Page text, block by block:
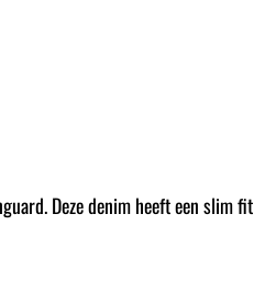
Deze denim heeft een